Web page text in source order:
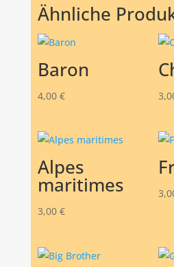
Ähnliche
Baron
4,00 €
Alpes
maritimes
3,00 €